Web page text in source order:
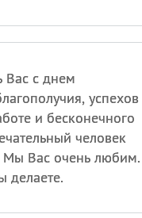
Вас с днем
успехов
и бесконечного
человек
Вас очень любим.
делаете.